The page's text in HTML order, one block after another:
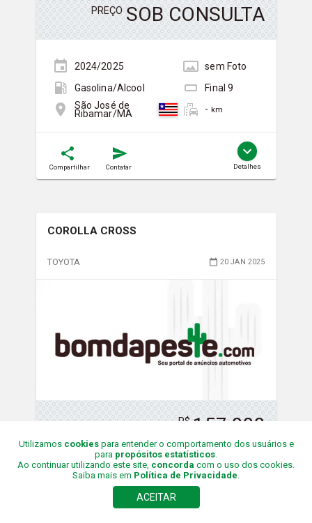
PREÇO SOB CONSULTA
2024/2025 sem Foto
Gasolina/Álcool
Final9
São José de
Ribamar/MA - km
Compartilhar Contatar Detalhes
COROLLA CROSS
TOYOTA 20 JAN 2025
R$ 157,000
2022/2023 semFoto
Utilizamos cookiespara entender o comportamento dos usuários e
para propósitos estatísticos.
Ao continuar utilizando este site, concorda com o uso dos cookies.
Saiba mais em Política de Privacidade.
ACEITAR